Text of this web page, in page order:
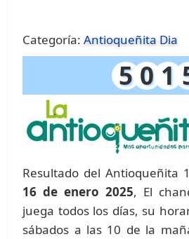
Categoría:Antioqueñita Dia
5 0 1
Resultado del Antioqueñita
16 de enero 2025, El
juega todos los días, su
sábados a las 10 de la